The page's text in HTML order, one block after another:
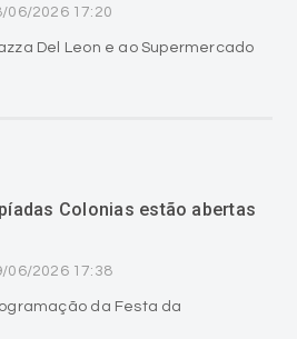
06/2026 17:20
Del Leon e ao Supermercado
Colonias estão abertas
06/2026 17:38
da Festa da